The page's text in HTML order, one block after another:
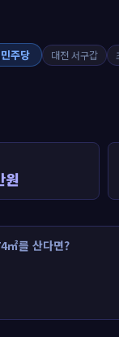
주당 대전 서구갑
원
㎡를 산다면?